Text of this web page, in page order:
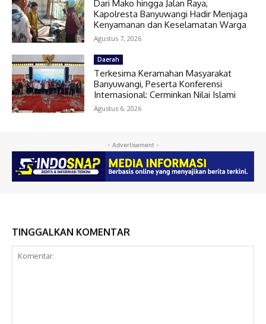
Dari Mako hingga Jalan Raya,
Kapolresta Banyuwangi Hadir Menjaga
Kenyamanan dan Keselamatan Warga
Agustus 7, 2026
Daerah
Terkesima Keramahan Masyarakat
Banyuwangi, Peserta Konferensi
Internasional: Cerminkan Nilai Islami
Agustus 6, 2026
- Advertisement -
TINGGALKAN KOMENTAR